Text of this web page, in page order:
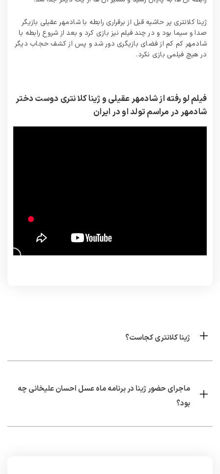
ژینا کلانتری پر حاشیه قبل از برقراری رابطه با شادمهر عقیلی بازیگر
صدا و سیما بود و در چند فیلم نیز بازی کرد و بعد از شروع رابطه با
شادمهر کم کم از فضای بازیگری دور شد و پس از کشف حجاب دیگر
در هیچ فیلمی بازی نکرد.
فیلم لو رفته از شادمهر عقیلی و ژینا کلانتری دوست دختر
شادمهر در مراسم تولد او در ایران
ژینا کلانتری کجاست؟
ماجرای حضور ژینا در برنامه ماه عسل احسان علیخانی چه
بود؟